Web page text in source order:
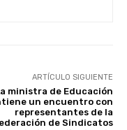
ARTÍCULO SIGUIENTE
ministra de Educación
un encuentro con
representantes de la
de Sindicatos